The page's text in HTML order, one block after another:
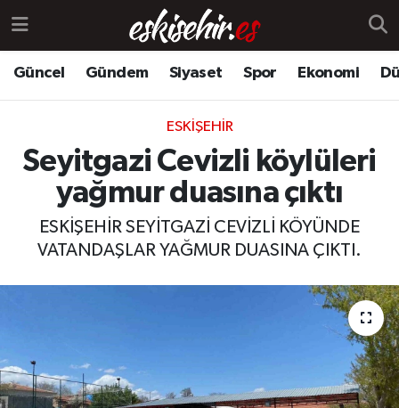
Güncel Gündem Siyaset Spor Ekonomi
ESKIŞEHIR
Seyitgazi Cevizli köylüleri
yağmur duasına çıktı
ESKİŞEHİR SEYİTGAZİ CEVİZLİ KÖYÜNDE
VATANDAŞLAR YAĞMUR DUASINA ÇIKTI.